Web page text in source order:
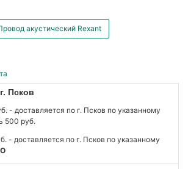
акустический Rexant
Псков
- доставляется по г. Псков по указанному
500 руб.
- доставляется по г. Псков по указанному